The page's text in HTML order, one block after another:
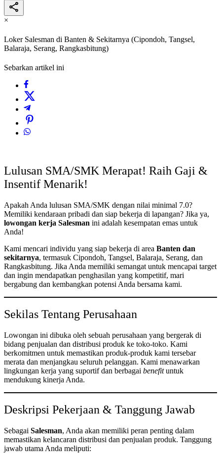
×
Loker Salesman di Banten & Sekitarnya (Cipondoh, Tangsel,
Balaraja, Serang, Rangkasbitung)
Sebarkan artikel ini
Lulusan SMA/SMK Merapat! Raih Gaji &
Insentif Menarik!
Apakah Anda lulusan SMA/SMK dengan nilai minimal 7.0?
Memiliki kendaraan pribadi dan siap bekerja di lapangan? Jika ya,
lowongan kerja Salesman ini adalah kesempatan emas untuk
Anda!
Kami mencari individu yang siap bekerja di area Banten dan
sekitarnya, termasuk Cipondoh, Tangsel, Balaraja, Serang, dan
Rangkasbitung. Jika Anda memiliki semangat untuk mencapai target
dan ingin mendapatkan penghasilan yang kompetitif, mari
bergabung dan kembangkan potensi Anda bersama kami.
Sekilas Tentang Perusahaan
Lowongan ini dibuka oleh sebuah perusahaan yang bergerak di
bidang penjualan dan distribusi produk ke toko-toko. Kami
berkomitmen untuk memastikan produk-produk kami tersebar
merata dan menjangkau seluruh pelanggan. Kami menawarkan
lingkungan kerja yang suportif dan berbagai benefituntuk
mendukung kinerja Anda.
Deskripsi Pekerjaan & Tanggung Jawab
Sebagai Salesman, Anda akan memiliki peran penting dalam
memastikan kelancaran distribusi dan penjualan produk. Tanggung
jawab utama Anda meliputi: